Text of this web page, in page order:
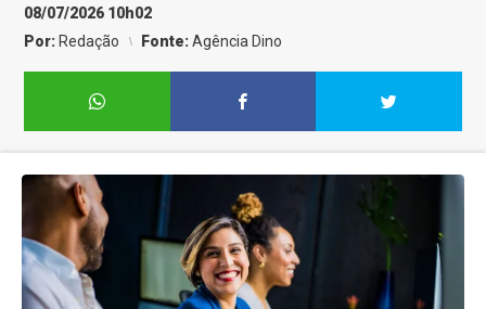
08/07/2026 10h02
Por: Redação Fonte:Agência Dino